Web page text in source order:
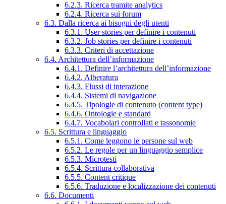
6.2.3. Ricerca tramite analytics
6.2.4. Ricerca sui forum
6.3. Dalla ricerca ai bisogni degli utenti
6.3.1. User stories per definire i contenuti
6.3.2. Job stories per definire i contenuti
6.3.3. Criteri di accettazione
6.4. Architettura dell’informazione
6.4.1. Definire l’architettura dell’informazione
6.4.2. Alberatura
6.4.3. Flussi di interazione
6.4.4. Sistemi di navigazione
6.4.5. Tipologie di contenuto (content type)
6.4.6. Ontologie e standard
6.4.7. Vocabolari controllati e tassonomie
6.5. Scrittura e linguaggio
6.5.1. Come leggono le persone sul web
6.5.2. Le regole per un linguaggio semplice
6.5.3. Microtesti
6.5.4. Scrittura collaborativa
6.5.5. Content critique
6.5.6. Traduzione e localizzazione dei contenuti
6.6. Documenti